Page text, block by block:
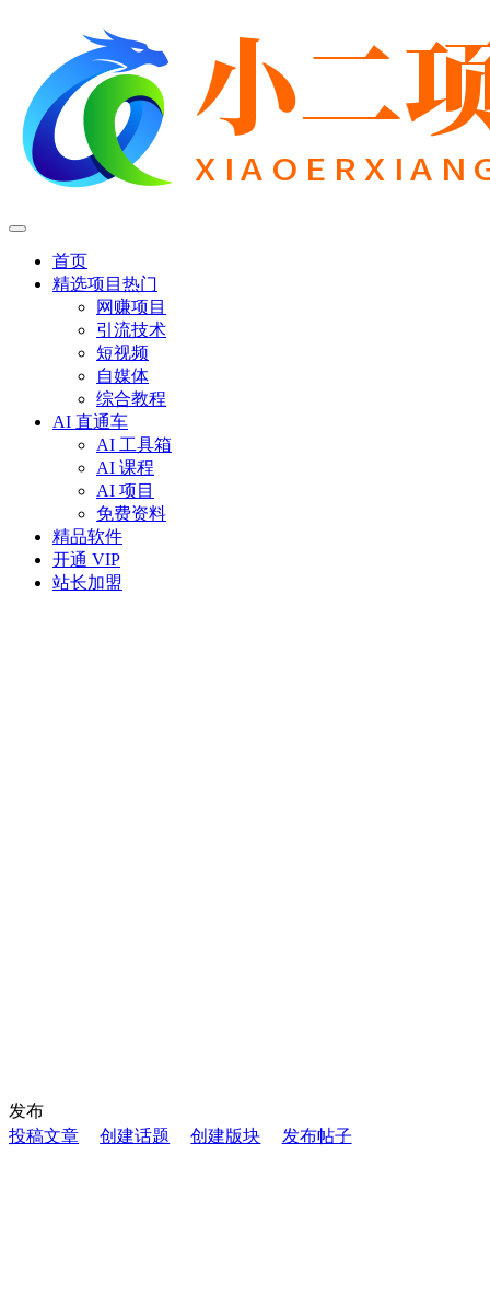
首页
精选项目 热门
网赚项目
引流技术
短视频
自媒体
综合教程
AI 直通车
AI 工具箱
AI 课程
AI 项目
免费资料
精品软件
开通 VIP
站长加盟
发布
投稿文章
创建话题 创建版块 发布帖子